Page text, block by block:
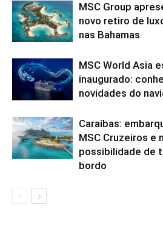
MSC Group
novo retiro de
nas Bahamas
MSC World Asia
inaugurado:
novidades do
Caraíbas:
MSC Cruzeiros e
possibilidade de
bordo